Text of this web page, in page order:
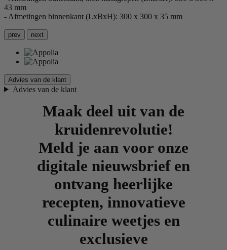
43 mm
- Afmetingen binnenkant (LxBxH): 300 x 300 x 35 mm
prev next
Advies van de klant
Advies van de klant
Maak deel uit van de
kruidenrevolutie!
Meld je aan voor onze
digitale nieuwsbrief en
ontvang heerlijke
recepten, innovatieve
culinaire weetjes en
exclusieve